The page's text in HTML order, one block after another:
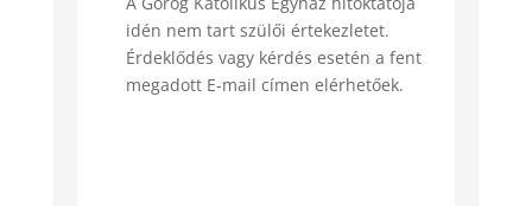
idén nem tart szülői értekezletet.
Érdeklődés vagy kérdés esetén a fent
megadott E-mail címen elérhetőek.